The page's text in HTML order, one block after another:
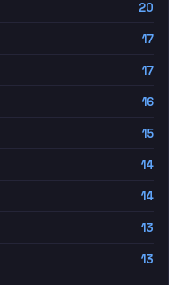
20
17
17
16
15
14
14
13
13